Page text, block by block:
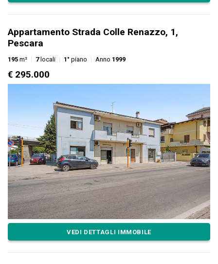
Appartamento Strada Colle Renazzo, 1,
Pescara
195 m² 7locali 1° piano Anno 1999
€ 295.000
VEDI DETTAGLI IMMOBILE